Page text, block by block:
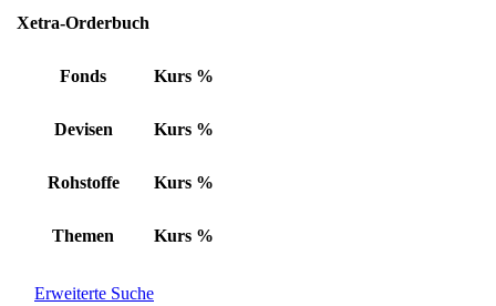
Xetra-Orderbuch
Fonds Kurs %
Devisen Kurs %
Rohstoffe Kurs %
Themen Kurs %
Erweiterte Suche